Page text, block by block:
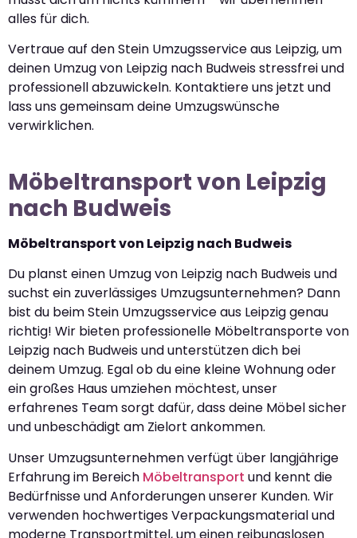
alles für dich.
Vertraue auf den Stein Umzugsservice aus Leipzig, um
deinen Umzug von Leipzig nach Budweis stressfrei und
professionell abzuwickeln. Kontaktiere uns jetzt und
lass uns gemeinsam deine Umzugswünsche
verwirklichen.
Möbeltransport von Leipzig
nach Budweis
Möbeltransport von Leipzig nach Budweis
Du planst einen Umzug von Leipzig nach Budweis und
suchst ein zuverlässiges Umzugsunternehmen? Dann
bist du beim Stein Umzugsservice aus Leipzig genau
richtig! Wir bieten professionelle Möbeltransporte von
Leipzig nach Budweis und unterstützen dich bei
deinem Umzug. Egal ob du eine kleine Wohnung oder
ein großes Haus umziehen möchtest, unser
erfahrenes Team sorgt dafür, dass deine Möbel sicher
und unbeschädigt am Zielort ankommen.
Unser Umzugsunternehmen verfügt über langjährige
Erfahrung im Bereich Möbeltransport und kennt die
Bedürfnisse und Anforderungen unserer Kunden. Wir
verwenden hochwertiges Verpackungsmaterial und
moderne Transportmittel, um einen reibungslosen